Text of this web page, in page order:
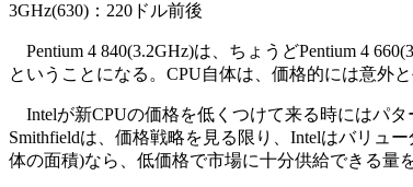
3GHz(630)：220ドル前後
Pentium 4 840(3.2GHz)は、ちょうどPentium 4
ということになる。CPU自体は、価格的には意外
Intelが新CPUの価格を低くつけて来る時にはパ
Smithfieldは、価格戦略を見る限り、Intelはバリュ
体の面積)なら、低価格で市場に十分供給できる量